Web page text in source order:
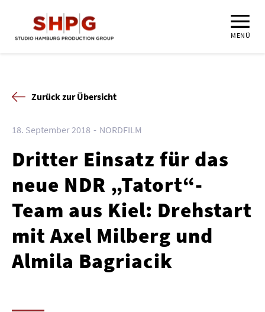
MENÜ
Zurück zur Übersicht
18. September 2018 NORDFILM
Dritter Einsatz für das
neue NDR „Tatort“-
Team aus Kiel: Drehstart
mit Axel Milberg und
Almila Bagriacik